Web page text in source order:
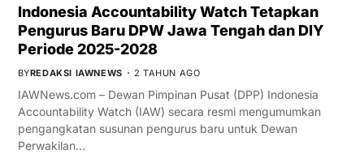
Indonesia Accountability Watch Tetapkan
Pengurus Baru DPW Jawa Tengah dan DIY
Periode 2025-2028
BYREDAKSI IAWNEWS 2 TAHUN AGO
IAWNews.com – Dewan Pimpinan Pusat (DPP) Indonesia
Accountability Watch (IAW) secara resmi mengumumkan
pengangkatan susunan pengurus baru untuk Dewan
Perwakilan…